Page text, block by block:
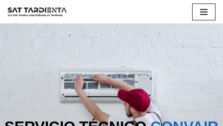
Saltar